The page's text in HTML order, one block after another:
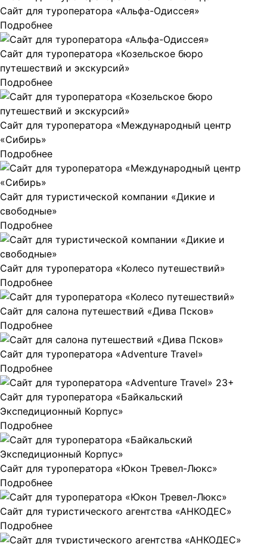
Сайт для туроператора «Альфа-Одиссея»
Подробнее
Сайт для туроператора «Козельское бюро
путешествий и экскурсий»
Подробнее
Сайт для туроператора «Международный центр
«Сибирь»
Подробнее
Сайт для туристической компании «Дикие и
свободные»
Подробнее
Сайт для туроператора «Колесо путешествий»
Подробнее
Сайт для салона путешествий «Дива Псков»
Подробнее
Сайт для туроператора «Adventure Travel»
Подробнее
Сайт для туроператора «Байкальский
Экспедиционный Корпус»
Подробнее
Сайт для туроператора «Юкон Тревел-Люкс»
Подробнее
Сайт для туристического агентства «АНКОДЕС»
Подробнее